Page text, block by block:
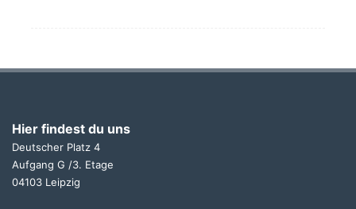
Hier findest du uns
Deutscher Platz 4
Aufgang G /3. Etage
04103 Leipzig